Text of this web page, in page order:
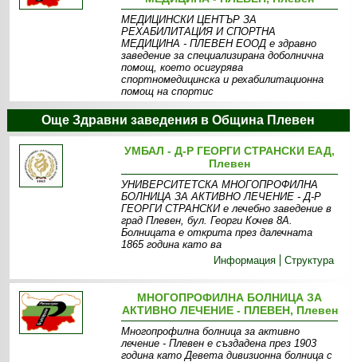
МЕДИЦИНСКИ ЦЕНТЪР ЗА
РЕХАБИЛИТАЦИЯ И СПОРТНА
МЕДИЦИНА - ПЛЕВЕН ЕООД е здравно
заведение за специализирана доболнична
помощ, което осигурява
спортномедицинска и рехабилитационна
помощ на спортис
Информация
Дейност
Още Здравни заведения в Община Плевен
УМБАЛ - Д-Р ГЕОРГИ СТРАНСКИ ЕАД,
Плевен
УНИВЕРСИТЕТСКА МНОГОПРОФИЛНА
БОЛНИЦА ЗА АКТИВНО ЛЕЧЕНИЕ - Д-Р
ГЕОРГИ СТРАНСКИ е лечебно заведение в
град Плевен, бул. Георги Кочев 8А.
Болницата е открита през далечната
1865 година като ва
Информация
Структура
МНОГОПРОФИЛНА БОЛНИЦА ЗА
АКТИВНО ЛЕЧЕНИЕ - ПЛЕВЕН, Плевен
Многопрофилна болница за активно
лечение - Плевен е създадена през 1903
година като Девета дивизионна болница с